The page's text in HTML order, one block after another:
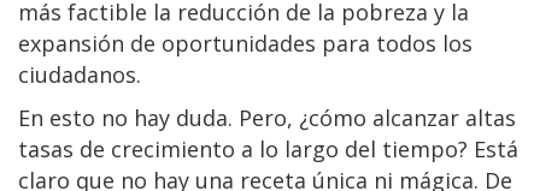
más factible la reducción de la pobreza y la
expansión de oportunidades para todos los
ciudadanos.
En esto no hay duda. Pero, ¿cómo alcanzar altas
tasas de crecimiento a lo largo del tiempo? Está
claro que no hay una receta única ni mágica. De